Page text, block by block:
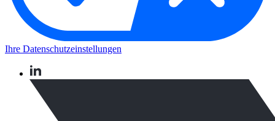
Ihre Datenschutzeinstellungen